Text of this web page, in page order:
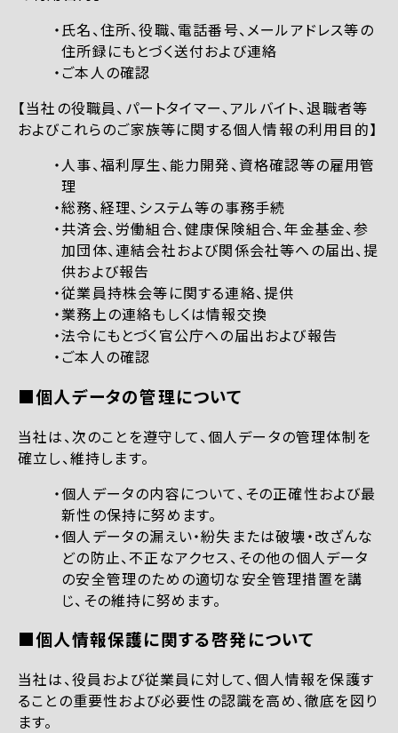
氏名、住所、役職、電話番号、メールアドレス等の
住所録にもとづく送付および連絡
ご本人の確認
【当社の役職員、パートタイマー、アルバイト、退職者等
およびこれらのご家族等に関する個人情報の利用目的】
人事、福利厚生、能力開発、資格確認等の雇用管
理
総務、経理、システム等の事務手続
共済会、労働組合、健康保険組合、年金基金、参
加団体、連結会社および関係会社等への届出、提
供および報告
従業員持株会等に関する連絡、提供
業務上の連絡もしくは情報交換
法令にもとづく官公庁への届出および報告
ご本人の確認
■個人データの管理について
当社は、次のことを遵守して、個人データの管理体制を
確立し、維持します。
個人データの内容について、その正確性および最
新性の保持に努めます。
個人データの漏えい・紛失または破壊・改ざんな
どの防止、不正なアクセス、その他の個人データ
の安全管理のための適切な安全管理措置を講
じ、その維持に努めます。
■個人情報保護に関する啓発について
当社は、役員および従業員に対して、個人情報を保護す
ることの重要性および必要性の認識を高め、徹底を図り
ます。